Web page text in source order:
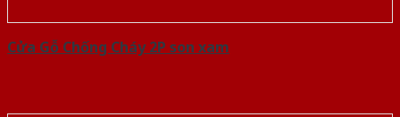
Cửa Gỗ Chống Cháy 2P son xam